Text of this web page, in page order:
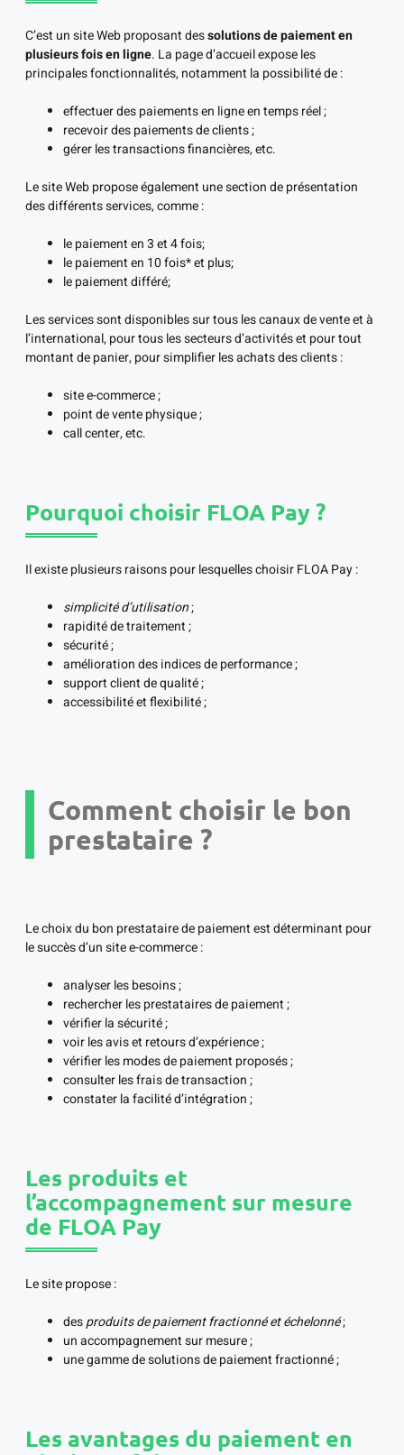
C’est un site Web proposant dessolutions de paiement en
plusieurs fois en ligne. La page d’accueil expose les
principales fonctionnalités, notamment la possibilité de :
effectuer des paiements en ligne en temps réel ;
recevoir des paiements de clients ;
gérer les transactions financières, etc.
Le site Web propose également une section de présentation
des différents services, comme :
le paiement en 3 et 4 fois;
le paiement en 10 fois* et plus;
le paiement différé;
Les services sont disponibles sur tous les canaux de vente et à
l’international, pour tous les secteurs d’activités et pour tout
montant de panier, pour simplifier les achats des clients :
site e-commerce ;
point de vente physique ;
call center, etc.
Pourquoi choisir FLOA Pay ?
Il existe plusieurs raisons pour lesquelles choisir FLOA Pay :
simplicité d’utilisation;
rapidité de traitement ;
sécurité ;
amélioration des indices de performance ;
support client de qualité ;
accessibilité et flexibilité ;
Comment choisir le bon
prestataire ?
Le choix du bon prestataire de paiement est déterminant pour
le succès d’un site e-commerce :
analyser les besoins ;
rechercher les prestataires de paiement ;
vérifier la sécurité ;
voir les avis et retours d’expérience ;
vérifier les modes de paiement proposés ;
consulter les frais de transaction ;
constater la facilité d’intégration ;
Les produits et
l’accompagnement sur mesure
de FLOA Pay
Le site propose :
desproduits de paiement fractionné et échelonné;
un accompagnement sur mesure ;
une gamme de solutions de paiement fractionné ;
Les avantages du paiement en